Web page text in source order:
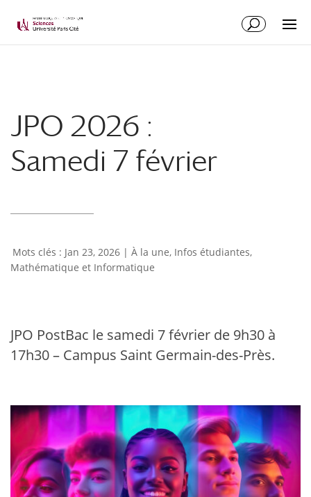
JPO 2026 :
Samedi 7 février
Jan 23, 2026 | À la une, Infos étudiantes,
Mathématique et Informatique
JPO PostBac le samedi 7 février de 9h30 à
17h30 – Campus Saint Germain-des-Près.